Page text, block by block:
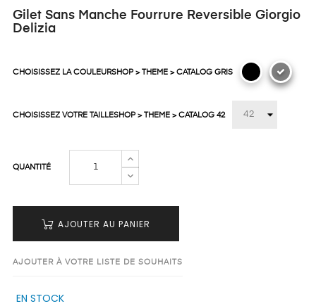
Gilet Sans Manche Fourrure Reversible Giorgio
Delizia
CHOISISSEZ LA COULEURSHOP > THEME > CATALOG GRIS
CHOISISSEZ VOTRE TAILLESHOP > THEME > CATALOG 42
QUANTITÉ
AJOUTER AU PANIER
AJOUTER À VOTRE LISTE DE SOUHAITS
EN STOCK